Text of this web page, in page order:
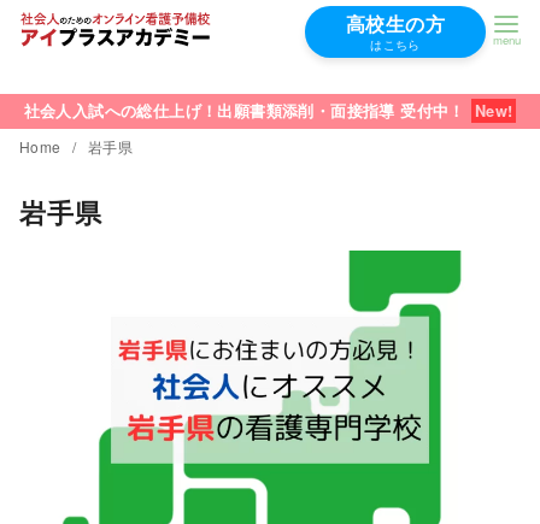
高校生の方
はこちら
社会人入試への総仕上げ！出願書類添削・面接指導 受付中！
Home 岩手県
岩手県